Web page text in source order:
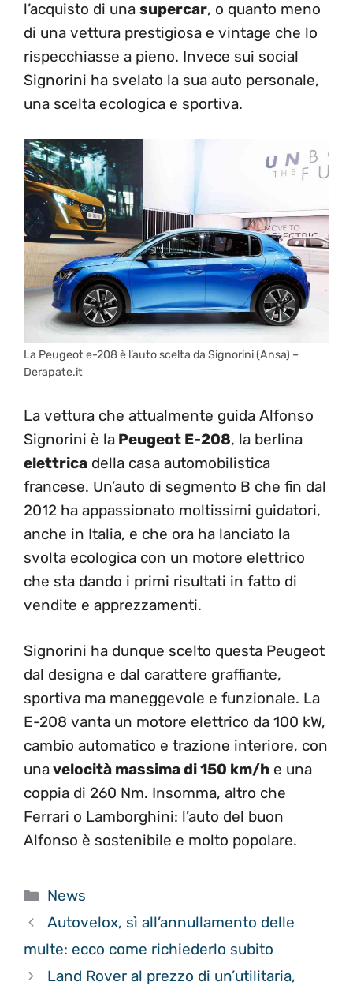
l’acquisto di una supercar, o quanto meno
di una vettura prestigiosa e vintage che lo
rispecchiasse a pieno. Invece sui social
Signorini ha svelato la sua auto personale,
una scelta ecologica e sportiva.
La Peugeot e-208 è l’auto scelta da Signorini (Ansa) –
Derapate.it
La vettura che attualmente guida Alfonso
Signorini è la Peugeot E-208, la berlina
elettrica della casa automobilistica
francese. Un’auto di segmento B che fin dal
2012 ha appassionato moltissimi guidatori,
anche in Italia, e che ora ha lanciato la
svolta ecologica con un motore elettrico
che sta dando i primi risultati in fatto di
vendite e apprezzamenti.
Signorini ha dunque scelto questa Peugeot
dal designa e dal carattere graffiante,
sportiva ma maneggevole e funzionale. La
E-208 vanta un motore elettrico da 100 kW,
cambio automatico e trazione interiore, con
unavelocità massima di 150 km/h e una
coppia di 260 Nm. Insomma, altro che
Ferrari o Lamborghini: l’auto del buon
Alfonso è sostenibile e molto popolare.
Categorie
News
Autovelox, sì all’annullamento delle
multe: ecco come richiederlo subito
Land Rover al prezzo di un’utilitaria,